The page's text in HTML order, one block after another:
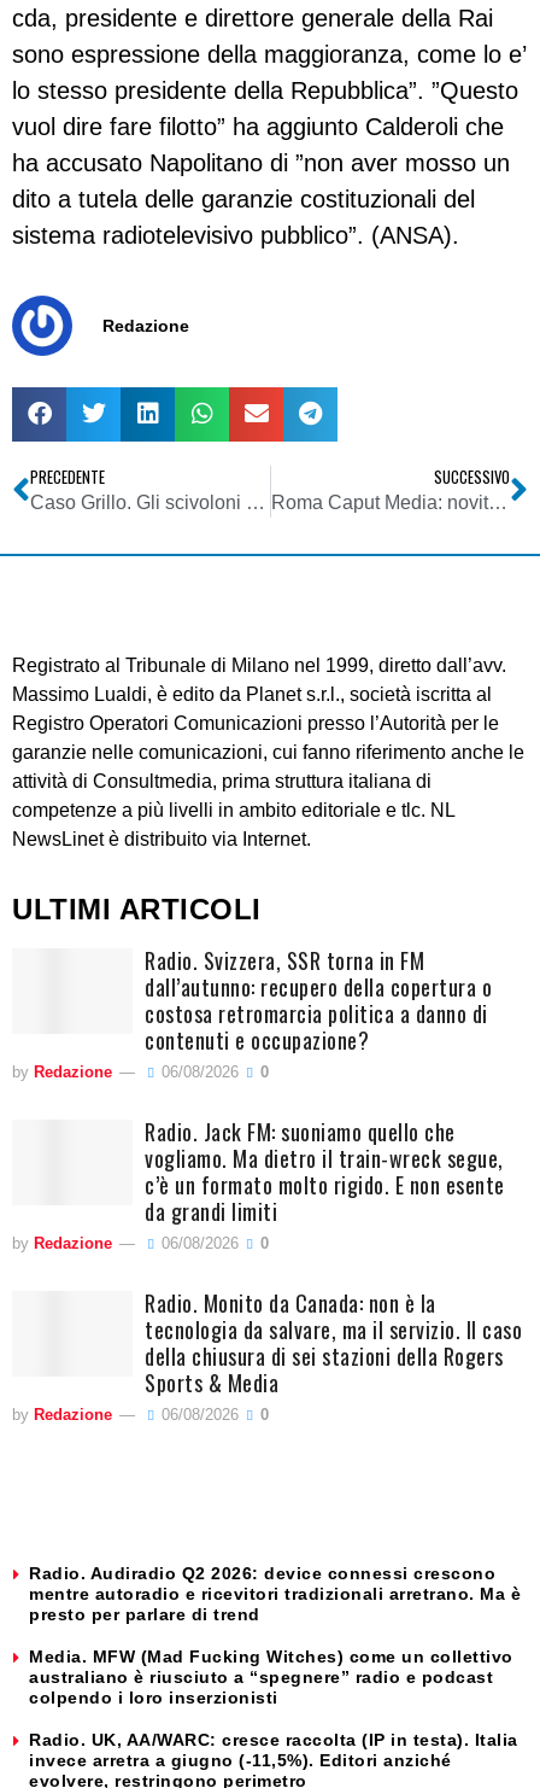
cda, presidente e direttore generale della Rai
sono espressione della maggioranza, come lo e’
lo stesso presidente della Repubblica”. ”Questo
vuol dire fare filotto” ha aggiunto Calderoli che
ha accusato Napolitano di ”non aver mosso un
dito a tutela delle garanzie costituzionali del
sistema radiotelevisivo pubblico”. (ANSA).
Redazione
PRECEDENTE
Caso Grillo. Gli scivoloni del “Gran Predicatore”. Un artista ricchissimo, documenta Italia Oggi
SUCCESSIVO
Roma Caput Media: novità normative e giurisprudenziali in tema di telecomunicazioni, informatica e Media, nello Stand n. 70 dell’Area Expo
Registrato al Tribunale di Milano nel 1999, diretto dall’avv.
Massimo Lualdi, è edito da Planet s.r.l., società iscritta al
Registro Operatori Comunicazioni presso l’Autorità per le
garanzie nelle comunicazioni, cui fanno riferimento anche le
attività di Consultmedia, prima struttura italiana di
competenze a più livelli in ambito editoriale e tlc. NL
NewsLinet è distribuito via Internet.
ULTIMI ARTICOLI
Radio. Svizzera, SSR torna in FM
dall’autunno: recupero della copertura o
costosa retromarcia politica a danno di
contenuti e occupazione?
by Redazione 06/08/2026 0
Radio. Jack FM: suoniamo quello che
vogliamo. Ma dietro il train-wreck segue,
c’è un formato molto rigido. E non esente
da grandi limiti
by Redazione 06/08/2026 0
Radio. Monito da Canada: non è la
tecnologia da salvare, ma il servizio. Il caso
della chiusura di sei stazioni della Rogers
Sports & Media
by Redazione 06/08/2026 0
Radio. Audiradio Q2 2026: device connessi crescono
mentre autoradio e ricevitori tradizionali arretrano. Ma è
presto per parlare di trend
Media. MFW (Mad Fucking Witches) come un collettivo
australiano è riusciuto a “spegnere” radio e podcast
colpendo i loro inserzionisti
Radio. UK, AA/WARC: cresce raccolta (IP in testa). Italia
invece arretra a giugno (-11,5%). Editori anziché
evolvere, restringono perimetro